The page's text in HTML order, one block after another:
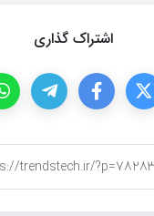
اشتراک گذاری